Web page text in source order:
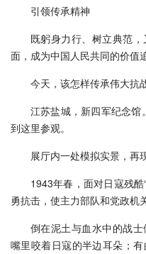
引领传承精神
既躬身力行、树立典范
面，成为中国人民共同的价值
今天，该怎样传承伟大抗
江苏盐城，新四军纪念
到这里参观。
展厅内一处模拟实景，再
1943年春，面对日寇残
勇抗击，使主力部队和党政机
倒在泥土与血水中的战
嘴里咬着日寇的半边耳朵；